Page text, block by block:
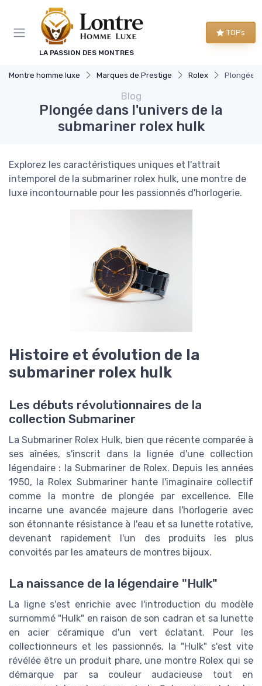
LA PASSION DES MONTRES
TOPs
Montre homme luxe Marques de Prestige Rolex Plongée
Blog
Plongée dans l'univers de la
submariner rolex hulk
Explorez les caractéristiques uniques et l'attrait
intemporel de la submariner rolex hulk, une montre de
luxe incontournable pour les passionnés d'horlogerie.
Histoire et évolution de la
submariner rolex hulk
Les débuts révolutionnaires de la
collection Submariner
La Submariner Rolex Hulk, bien que récente comparée à
ses aînées, s'inscrit dans la lignée d'une collection
légendaire : la Submariner de Rolex. Depuis les années
1950, la Rolex Submariner hante l'imaginaire collectif
comme la montre de plongée par excellence. Elle
incarne une avancée majeure dans l'horlogerie avec
son étonnante résistance à l'eau et sa lunette rotative,
devenant rapidement l'un des produits les plus
convoités par les amateurs de montres bijoux.
La naissance de la légendaire "Hulk"
La ligne s'est enrichie avec l'introduction du modèle
surnommé "Hulk" en raison de son cadran et sa lunette
en acier céramique d'un vert éclatant. Pour les
collectionneurs et les passionnés, la "Hulk" s'est vite
révélée être un produit phare, une montre Rolex qui se
démarque par sa couleur audacieuse tout en
Panneau de gestion des cookies